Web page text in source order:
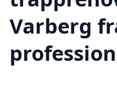
Varberg